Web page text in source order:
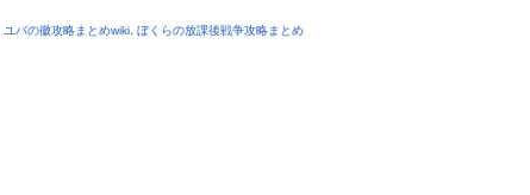
ユバの徽攻略まとめwiki. ぼくらの放課後戦争攻略まとめ